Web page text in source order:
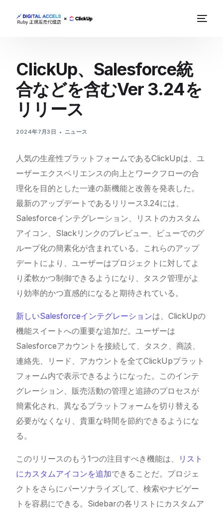
ClickUp、Salesforce統
合などを含むVer 3.24を
リリース
2024年7月3日 ニュース
人気の生産性プラットフォームであるClickUpは、ユ
ーザーエクスペリエンスの向上とワークフローの合
理化を目的とした一連の新機能と改善を発表した。
最新のアップデートであるリリース3.24には、
Salesforceインテグレーション、リストのカスタム
アイコン、Slackリンクのプレビュー、ビューでのグ
ループ化の簡素化が含まれている。これらのアップ
デートにより、ユーザーはプロジェクトに対してよ
り柔軟かつ制御できるようになり、タスク管理がよ
り効率的かつ直感的になると期待されている。
新しいSalesforceインテグレーションは、ClickUpの
機能スイートへの重要な追加だ。ユーザーは
Salesforceアカウントを接続して、タスク、商談、
連絡先、リード、アカウントを全てClickUpプラット
フォーム内で表示できるようになった。このインテ
グレーション、販売活動の管理と追跡のプロセスが
簡素化され、異なるプラットフォームを切り替える
必要がなくなり、貴重な時間を節約できるようにな
る。
このリリースのもう1つの注目すべき機能は、
リスト
にカスタムアイコンを追加できることだ。プロジェ
クトをさらにパーソナライズして、検索やナビゲー
トを容易にできる。Sidebarの各リストにカスタムア